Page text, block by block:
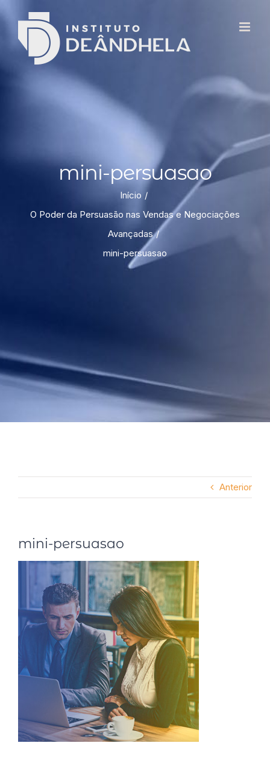
mini-persuasao
Início
O Poder da Persuasão nas Vendas e Negociações
Avançadas
mini-persuasao
Anterior
mini-persuasao